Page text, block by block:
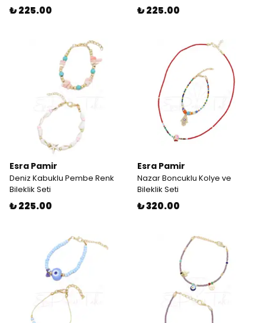
₺ 225.00 ₺ 225.00
Esra Pamir
Deniz Kabuklu Pembe Renk
Bileklik Seti
₺ 225.00
Esra Pamir
Nazar Boncuklu Kolye ve
Bileklik Seti
₺ 320.00